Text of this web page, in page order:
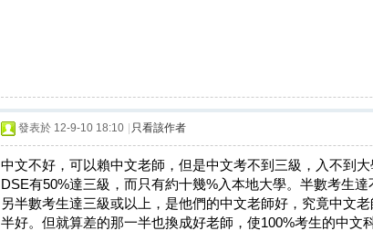
發表於 12-9-10 18:10 只看該作者
中文不好，可以賴中文老師，但是中文考不到三級，入不到
DSE有50%達三級，而只有約十幾%入本地大學。半數考生達
另半數考生達三級或以上，是他們的中文老師好，究竟中文
半好。但就算差的那一半也換成好老師，使100%考生的中文